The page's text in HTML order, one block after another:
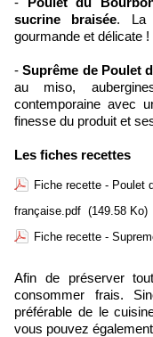
sucrine braisée. La
gourmande et délicate !
-Suprême de Poulet
au miso,
contemporaine avec
finesse du produit et
Les fiches recettes
Fiche recette - Poulet
française.pdf (149.58 Ko)
Fiche recette -
Afin de préserver toute sa saveur, il est préférable de le
consommer frais.
préférable de le
vous pouvez